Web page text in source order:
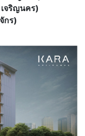
จริญนคร)
กร)